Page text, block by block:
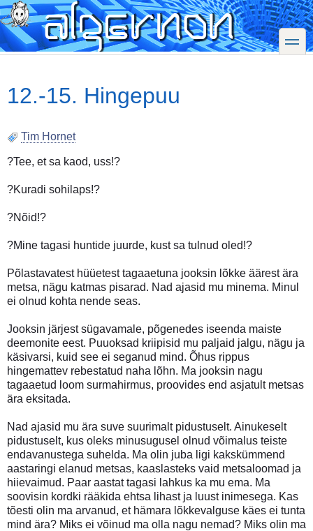
Skip
to
main
content
toggle
12.-15. Hingepuu
Tim Hornet
?Tee, et sa kaod, uss!?
?Kuradi sohilaps!?
?Nõid!?
?Mine tagasi huntide juurde, kust sa tulnud oled!?
Põlastavatest hüüetest tagaaetuna jooksin lõkke äärest ära
metsa, nägu katmas pisarad. Nad ajasid mu minema. Minul
ei olnud kohta nende seas.
Jooksin järjest sügavamale, põgenedes iseenda maiste
deemonite eest. Puuoksad kriipisid mu paljaid jalgu, nägu ja
käsivarsi, kuid see ei seganud mind. Õhus rippus
hingemattev rebestatud naha lõhn. Ma jooksin nagu
tagaaetud loom surmahirmus, proovides end asjatult metsas
ära eksitada.
Nad ajasid mu ära suve suurimalt pidustuselt. Ainukeselt
pidustuselt, kus oleks minusugusel olnud võimalus teiste
endavanustega suhelda. Ma olin juba ligi kakskümmend
aastaringi elanud metsas, kaaslasteks vaid metsaloomad ja
hiievaimud. Paar aastat tagasi lahkus ka mu ema. Ma
soovisin kordki rääkida ehtsa lihast ja luust inimesega. Kas
tõesti olin ma arvanud, et hämara lõkkevalguse käes ei tunta
mind ära? Miks ei võinud ma olla nagu nemad? Miks olin ma